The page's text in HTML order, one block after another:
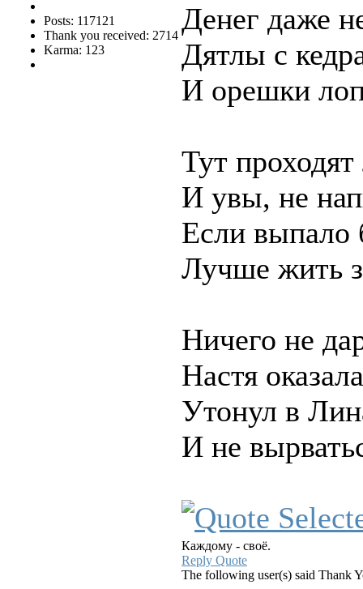
Posts: 117121
Thank you received: 2714
Karma: 123
Денег даже
Дятлы с
И орешки
Тут
И увы, не
Если выпало
Лучше жить
Ничего не
Настя
Утонул в
И не
Каждому - своё.
Reply Quote
The following user(s) said Thank